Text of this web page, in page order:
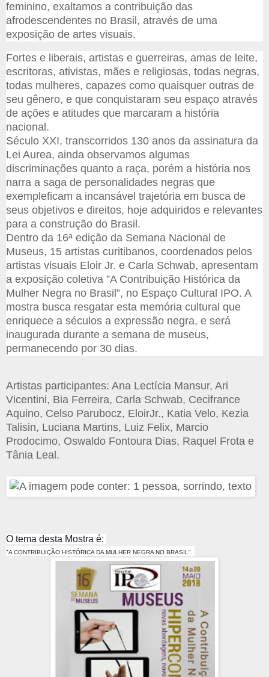
feminino, exaltamos a contribuição das
afrodescendentes no Brasil, através de uma
exposição de artes visuais.
Fortes e liberais, artistas e guerreiras, amas de leite,
escritoras, ativistas, mães e religiosas, todas negras,
todas mulheres, capazes como quaisquer outras de
seu gênero, e que conquistaram seu espaço através
de ações e atitudes que marcaram a história
nacional.
Século XXI, transcorridos 130 anos da assinatura da
Lei Aurea, ainda observamos algumas
discriminações quanto a raça, porém a história nos
narra a saga de personalidades negras que
exempleficam a incansável trajetória em busca de
seus objetivos e direitos, hoje adquiridos e relevantes
para a construção do Brasil.
Dentro da 16ª edição da Semana Nacional de
Museus, 15 artistas curitibanos, coordenados pelos
artistas visuais Eloir Jr. e Carla Schwab, apresentam
a exposição coletiva ”A Contribuição Histórica da
Mulher Negra no Brasil”, no Espaço Cultural IPO. A
mostra busca resgatar esta memória cultural que
enriquece a séculos a expressão negra, e será
inaugurada durante a semana de museus,
permanecendo por 30 dias.
Artistas participantes: Ana Lectícia Mansur, Ari
Vicentini, Bia Ferreira, Carla Schwab, Cecifrance
Aquino, Celso Parubocz, EloirJr., Katia Velo, Kezia
Talisin, Luciana Martins, Luiz Felix, Marcio
Prodocimo, Oswaldo Fontoura Dias, Raquel Frota e
Tânia Leal.
O tema desta Mostra é:
"A CONTRIBUIÇÃO HISTÓRICA DA MULHER NEGRA NO BRASIL".